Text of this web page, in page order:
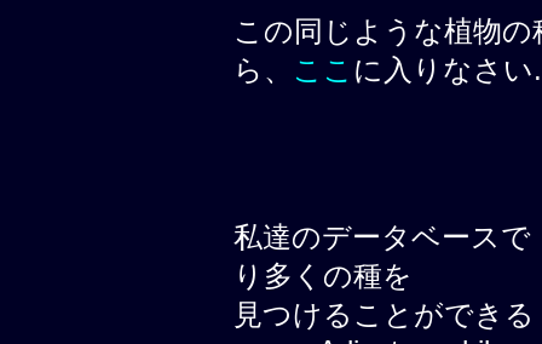
この同じような植物
ら、 ここ に入りなさい.
私達のデータベース
り多くの種を
見つけることができる